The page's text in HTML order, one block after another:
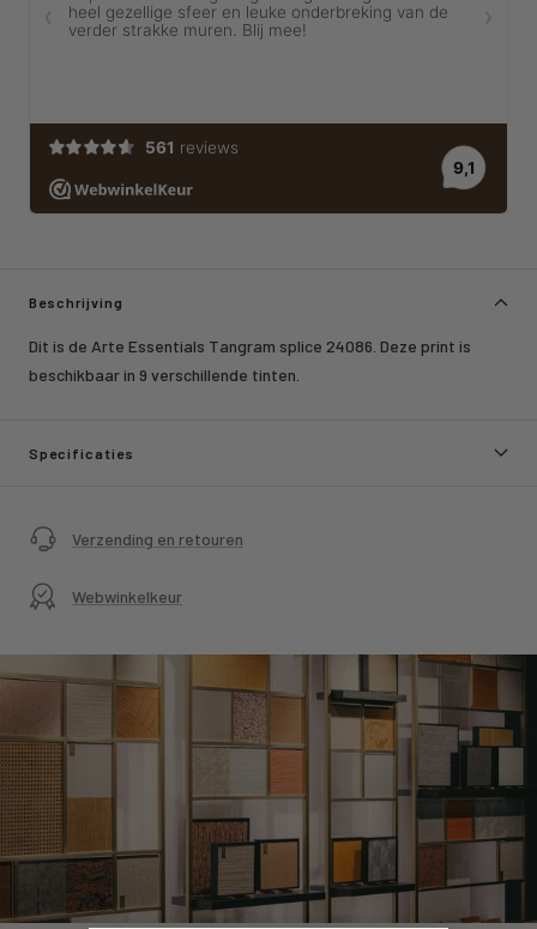
Beschrijving
Dit is de Arte Essentials Tangram splice 24086. Deze print is
beschikbaar in 9 verschillende tinten.
Specificaties
Verzending en retouren
Webwinkelkeur